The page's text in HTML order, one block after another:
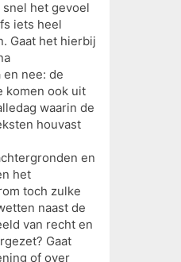
het gevoel
iets heel
Gaat het hierbij
nee: de
komen ook uit
waarin de
houvast
en
het
toch zulke
naast de
van recht en
Gaat
of over